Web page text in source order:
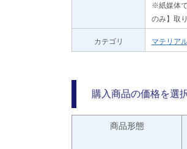
※紙媒体
のみ】取
カテゴリ マテリア
購入商品の価格を選
商品形態